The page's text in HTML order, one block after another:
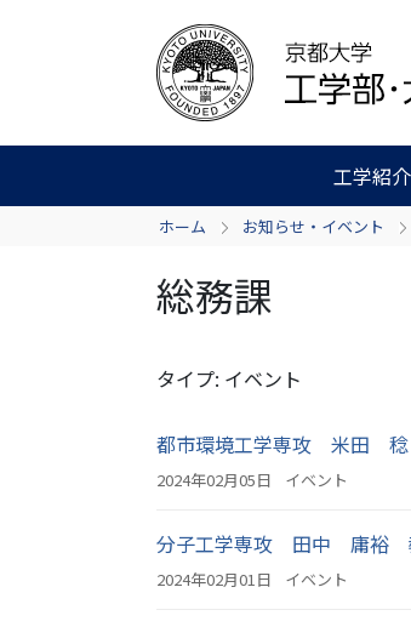
工学紹介
ホーム お知らせ・イベント
総務課
タイプ: イベント
都市環境工学専攻 米田
2024年02月05日 イベント
分子工学専攻 田中 庸裕
2024年02月01日 イベント